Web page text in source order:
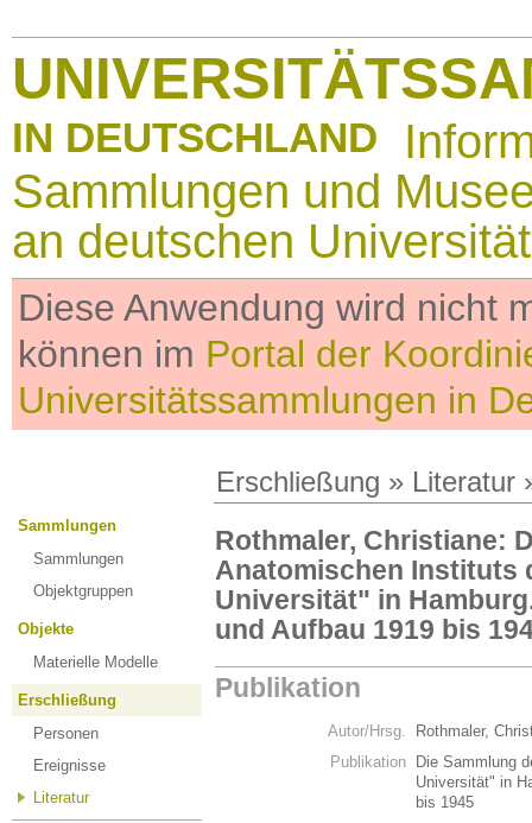
IN DEUTSCHLAND
Sammlungen und
an deutschen
Diese Anwendung wird nicht
können im Portal der
Universitätssammlungen in
Erschließung » Literatur
Sammlungen
Sammlungen
Objektgruppen
Objekte
Materielle Modelle
Erschließung
Personen
Ereignisse
Literatur
Rothmaler, Christiane:
Anatomischen Instituts
Universität" in
und Aufbau 1919 bis
Publikation
Autor/Hrsg.
Rothmaler,
Publikation
Die Sammlung
Universität" in
bis 1945